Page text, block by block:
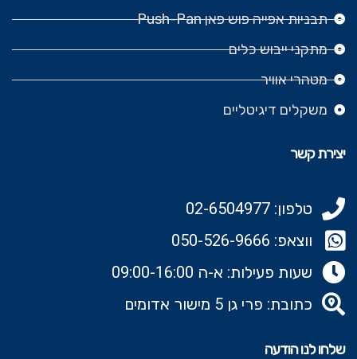
תבניות אפייה פוש פאן Push-Pan
מתקני ייבוש כלים
מטהרי אוויר
משקלים דיגיטליים
יצירת קשר
טלפון: 02-6504977
ווצאפ: 050-526-9666‬
שעות פעילות: א-ה 09:00-16:00
כתובת: פרי גן 5 מישור אדומים
שלחו לנו הודעה